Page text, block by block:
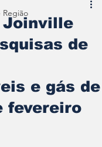
Região
Joinville
de
e gás de
fevereiro